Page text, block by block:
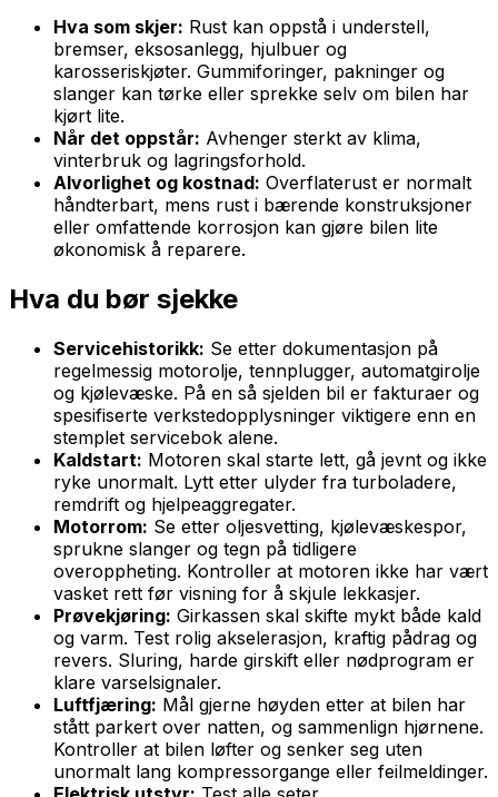
Hva som skjer: Rust kan oppstå i understell,
bremser, eksosanlegg, hjulbuer og
karosseriskjøter. Gummiforinger, pakninger og
slanger kan tørke eller sprekke selv om bilen har
kjørt lite.
Når det oppstår: Avhenger sterkt av klima,
vinterbruk og lagringsforhold.
Alvorlighet og kostnad: Overflaterust er normalt
håndterbart, mens rust i bærende konstruksjoner
eller omfattende korrosjon kan gjøre bilen lite
økonomisk å reparere.
Hva du bør sjekke
Servicehistorikk: Se etter dokumentasjon på
regelmessig motorolje, tennplugger, automatgirolje
og kjølevæske. På en så sjelden bil er fakturaer og
spesifiserte verkstedopplysninger viktigere enn en
stemplet servicebok alene.
Kaldstart: Motoren skal starte lett, gå jevnt og ikke
ryke unormalt. Lytt etter ulyder fra turboladere,
remdrift og hjelpeaggregater.
Motorrom: Se etter oljesvetting, kjølevæskespor,
sprukne slanger og tegn på tidligere
overoppheting. Kontroller at motoren ikke har vært
vasket rett før visning for å skjule lekkasjer.
Prøvekjøring: Girkassen skal skifte mykt både kald
og varm. Test rolig akselerasjon, kraftig pådrag og
revers. Sluring, harde girskift eller nødprogram er
klare varselsignaler.
Luftfjæring: Mål gjerne høyden etter at bilen har
stått parkert over natten, og sammenlign hjørnene.
Kontroller at bilen løfter og senker seg uten
unormalt lang kompressorgange eller feilmeldinger.